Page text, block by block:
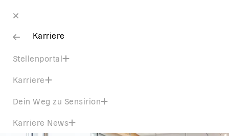
Karriere
Stellenportal
Karriere
Dein Weg zu Sensirion
Karriere News